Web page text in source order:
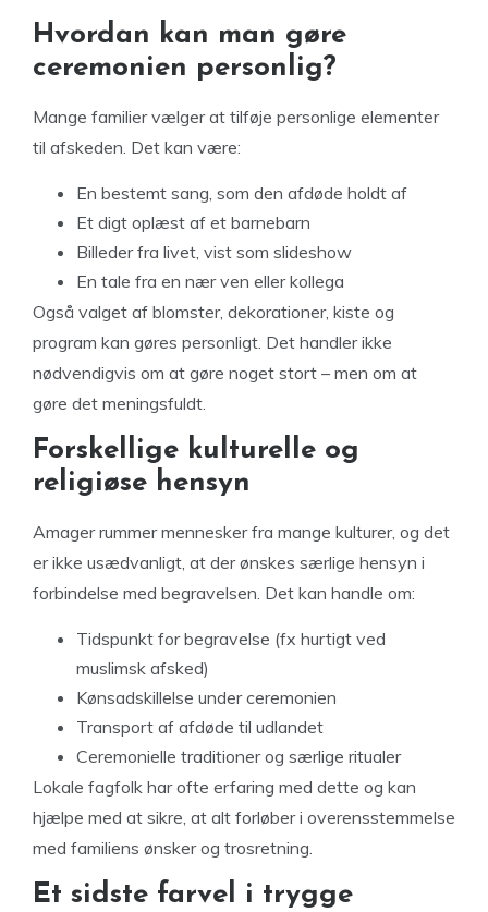
Hvordan kan man gøre
ceremonien personlig?
Mange familier vælger at tilføje personlige elementer
til afskeden. Det kan være:
En bestemt sang, som den afdøde holdt af
Et digt oplæst af et barnebarn
Billeder fra livet, vist som slideshow
En tale fra en nær ven eller kollega
Også valget af blomster, dekorationer, kiste og
program kan gøres personligt. Det handler ikke
nødvendigvis om at gøre noget stort – men om at
gøre det meningsfuldt.
Forskellige kulturelle og
religiøse hensyn
Amager rummer mennesker fra mange kulturer, og det
er ikke usædvanligt, at der ønskes særlige hensyn i
forbindelse med begravelsen. Det kan handle om:
Tidspunkt for begravelse (fx hurtigt ved
muslimsk afsked)
Kønsadskillelse under ceremonien
Transport af afdøde til udlandet
Ceremonielle traditioner og særlige ritualer
Lokale fagfolk har ofte erfaring med dette og kan
hjælpe med at sikre, at alt forløber i overensstemmelse
med familiens ønsker og trosretning.
Et sidste farvel i trygge